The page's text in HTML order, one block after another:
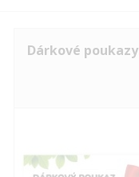
Dárkové poukazy